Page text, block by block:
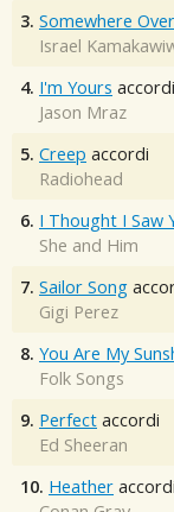
3. Somewhere
Israel
4. I'm Yours accordi
Jason Mraz
5. Creep accordi
Radiohead
6. I Thought I Saw
She and Him
7. Sailor Song
Gigi Perez
8. You Are My
Folk Songs
9. Perfect accordi
Ed Sheeran
10. Heather accordi